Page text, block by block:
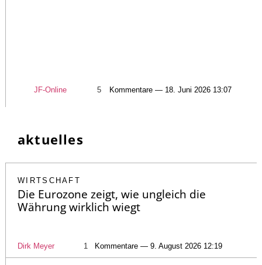
JF-Online 5 Kommentare — 18. Juni 2026 13:07
aktuelles
WIRTSCHAFT
Die Eurozone zeigt, wie ungleich die
Währung wirklich wiegt
Dirk Meyer 1 Kommentare — 9. August 2026 12:19